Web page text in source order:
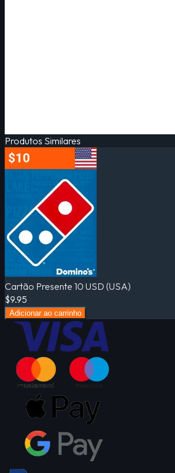
Produtos Similares
Cartão Presente 10 USD (USA)
$9.95
Adicionar ao carrinho